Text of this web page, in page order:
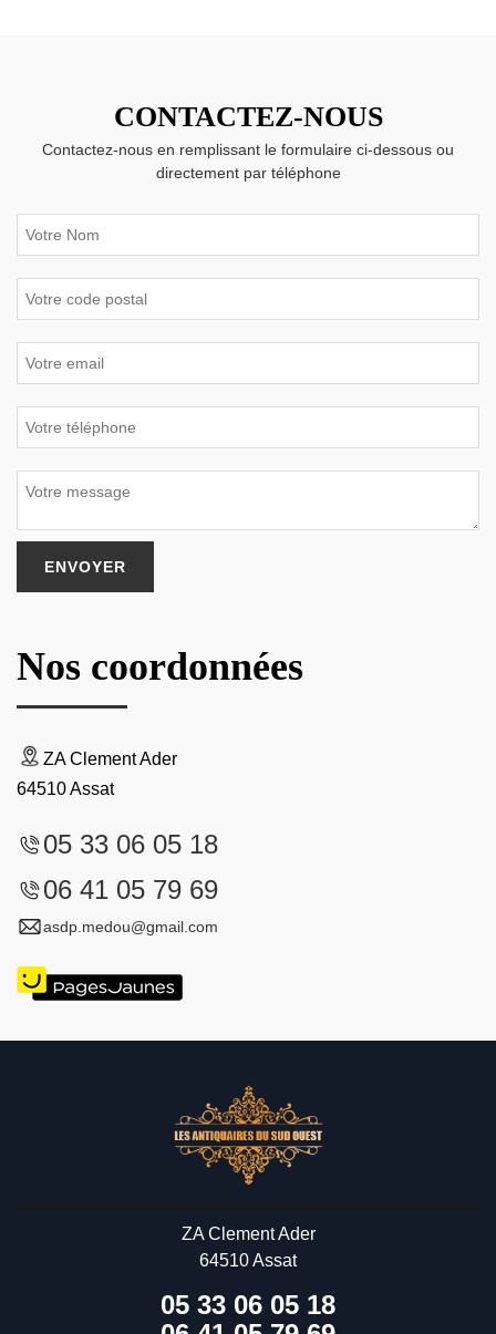
CONTACTEZ-NOUS
Contactez-nous en remplissant le formulaire ci-dessous ou
directement par téléphone
Nos coordonnées
ZA Clement Ader
64510 Assat
05 33 06 05 18
06 41 05 79 69
asdp.medou@gmail.com
ZA Clement Ader
64510 Assat
05 33 06 05 18